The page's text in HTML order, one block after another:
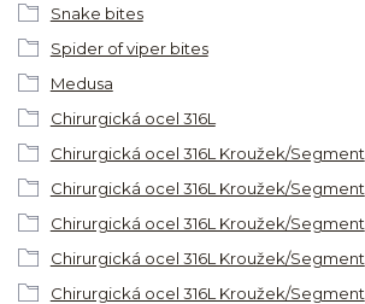
Snake bites
Spider of viper bites
Medusa
Chirurgická ocel 316L
Chirurgická ocel 316L Kroužek/Segment
Chirurgická ocel 316L Kroužek/Segment
Chirurgická ocel 316L Kroužek/Segment
Chirurgická ocel 316L Kroužek/Segment
Chirurgická ocel 316L Kroužek/Segment